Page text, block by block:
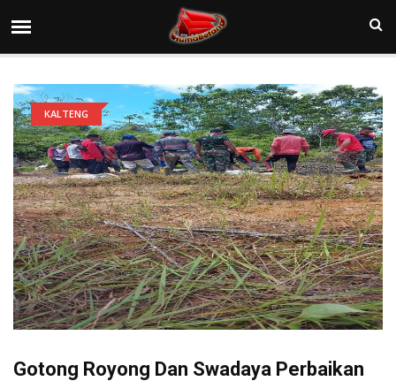
KALTENG
Gotong Royong Dan Swadaya Perbaikan